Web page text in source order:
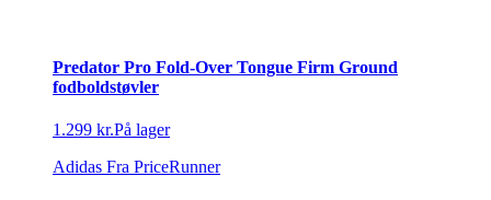
Predator Pro Fold-Over Tongue Firm Ground
fodboldstøvler
1.299 kr.På lager
Adidas Fra PriceRunner